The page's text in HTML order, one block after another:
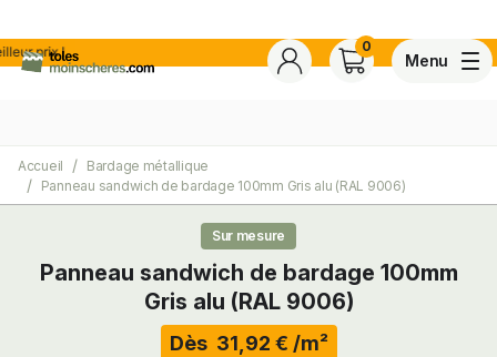
0
Menu
Accueil
Bardage métallique
Panneau sandwich de bardage 100mm Gris alu (RAL 9006)
Sur mesure
Panneau sandwich de bardage 100mm
Gris alu (RAL 9006)
Dès 31,92 € /m²